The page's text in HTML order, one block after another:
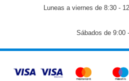
Luneas a viernes de 8:30 -
Sábados de 9:00